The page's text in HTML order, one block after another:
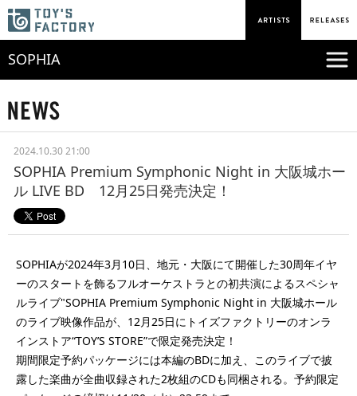
SOPHIA
2024.10.30 21:00
SOPHIA Premium Symphonic Night in 大阪城ホー
ル LIVE BD 12月25日発売決定！
SOPHIAが2024年3月10日、地元・大阪にて開催した30周年イヤ
ーのスタートを飾るフルオーケストラとの初共演によるスペシャ
ルライブ"SOPHIA Premium Symphonic Night in 大阪城ホール
のライブ映像作品が、12月25日にトイズファクトリーのオンラ
インストア“TOY’S STORE”で限定発売決定！
期間限定予約パッケージには本編のBDに加え、このライブで披
露した楽曲が全曲収録された2枚組のCDも同梱される。予約限定